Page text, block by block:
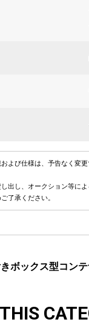
よび仕様は、予告なく変更
出し、オークション等に
了承ください。
ボックス型コンテ